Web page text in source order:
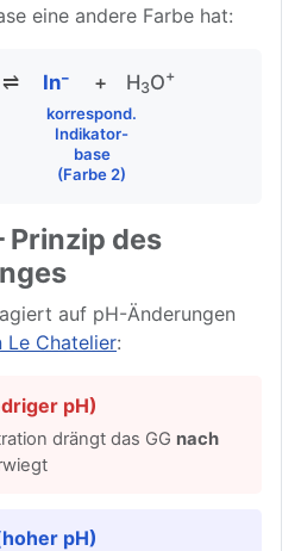
eine andere Farbe hat:
⇌ In⁻ + H3O+
korrespond.
Indikator-
base
(Farbe 2)
Prinzip des
auf pH-Änderungen
Le Chatelier:
pH)
drängt das GG nach
pH)